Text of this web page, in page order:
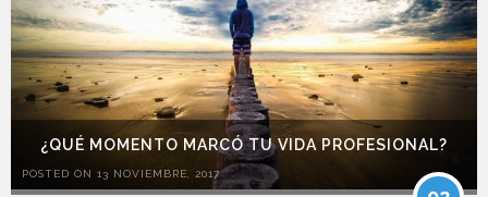
¿QUÉ MOMENTO MARCÓ TU VIDA PROFESIONAL?
POSTED ON 13 NOVIEMBRE, 2017